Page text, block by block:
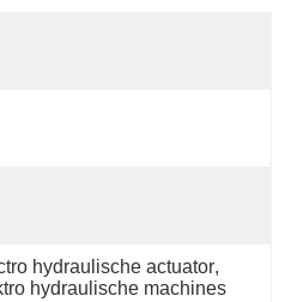
hydraulische actuator,
hydraulische machines